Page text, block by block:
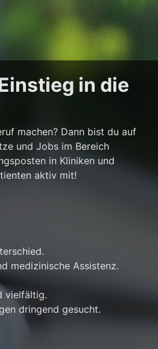
in die
machen? Dann bist du auf
und Jobs im Bereich
in Kliniken und
aktiv mit!
medizinische Assistenz.
vielfältig.
dringend gesucht.